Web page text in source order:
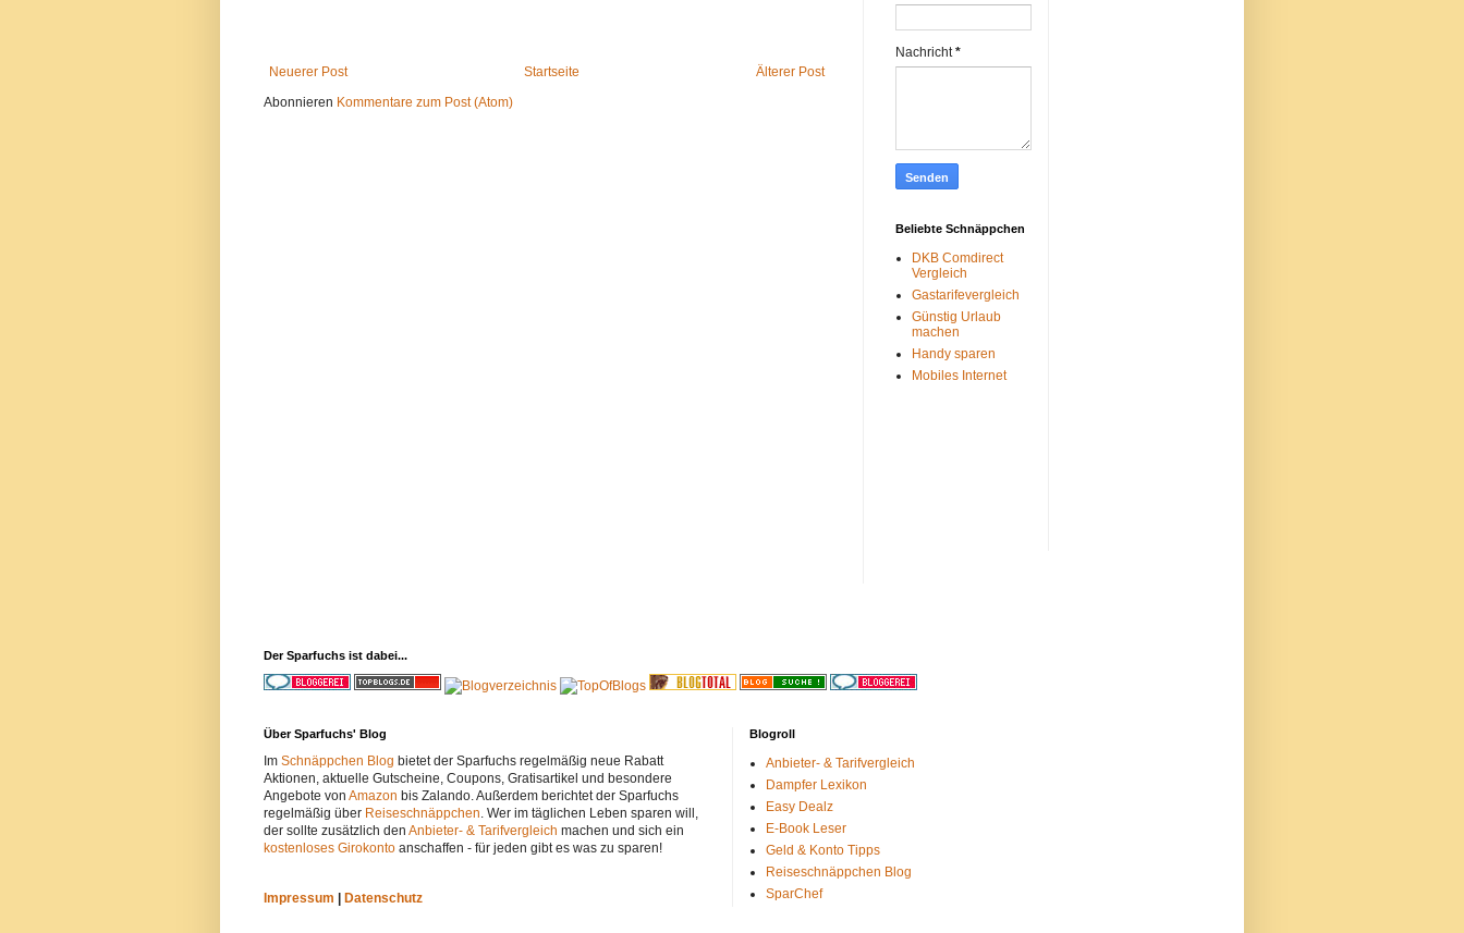
Neuerer Post Älterer Post
Startseite
Abonnieren Kommentare zum Post (Atom)
Nachricht*
Beliebte Schnäppchen
DKB Comdirect
Vergleich
Gastarifevergleich
Günstig Urlaub
machen
Handy sparen
Mobiles Internet
Der Sparfuchs ist dabei...
Über Sparfuchs' Blog
Im Schnäppchen Blog bietet der Sparfuchs regelmäßig neue Rabatt
Aktionen, aktuelle Gutscheine, Coupons, Gratisartikel und besondere
Angebote von Amazon bis Zalando. Außerdem berichtet der Sparfuchs
regelmäßig über Reiseschnäppchen. Wer im täglichen Leben sparen will,
der sollte zusätzlich den Anbieter- & Tarifvergleich machen und sich ein
kostenloses Girokonto anschaffen - für jeden gibt es was zu sparen!
Impressum Datenschutz
Blogroll
Anbieter- & Tarifvergleich
Dampfer Lexikon
Easy Dealz
E-Book Leser
Geld & Konto Tipps
Reiseschnäppchen Blog
SparChef